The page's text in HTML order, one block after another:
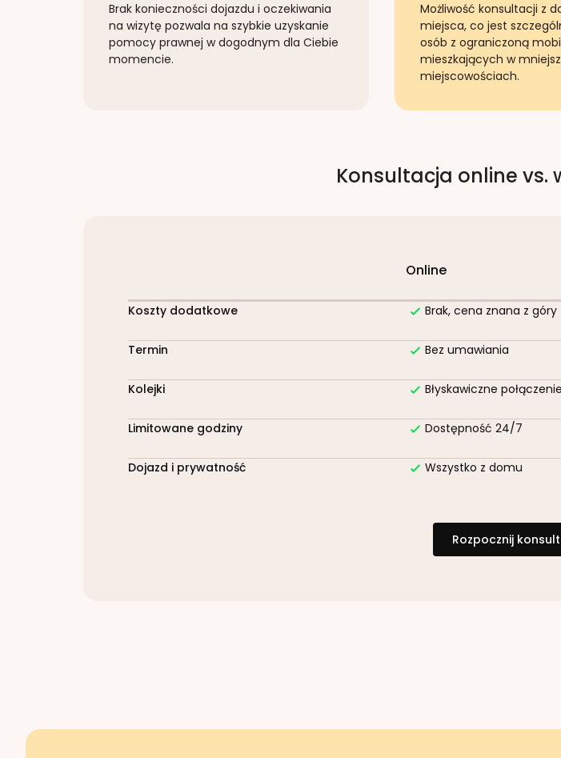
Brak konieczności dojazdu i oczekiwania
na wizytę pozwala na szybkie uzyskanie
pomocy prawnej w dogodnym dla Ciebie
momencie.
Możliwość konsultacji z
miejsca, co jest
osób z ograniczoną
mieszkających w
miejscowościach.
Konsultacja online vs.
Online
Koszty dodatkowe Brak, cena znana z góry
Termin Bez umawiania
Kolejki Błyskawiczne połączenie
Limitowane godziny Dostępność 24/7
Dojazd i prywatność Wszystko z domu
Rozpocznij